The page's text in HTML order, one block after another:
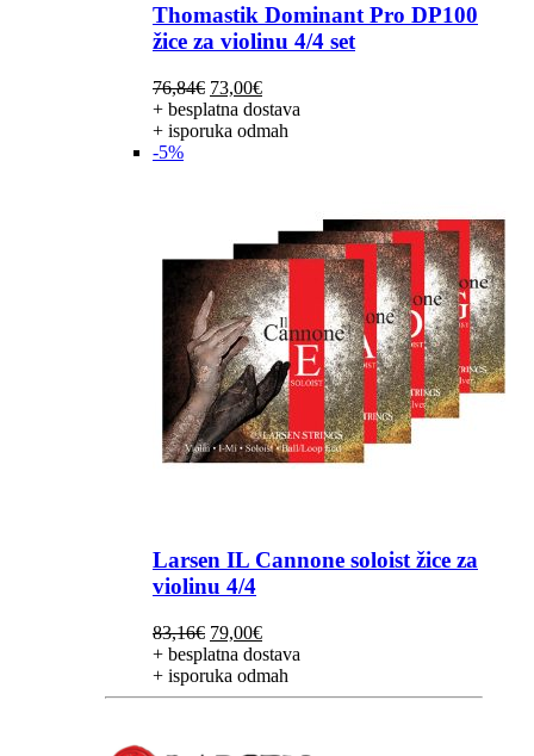
Thomastik Dominant Pro DP100
žice za violinu 4/4 set
76,84€ Izvorna
cijena
bila
73,00€Trenutna
cijena
je:
+ besplatna dostava
+ isporuka odmah
-5%
Larsen IL Cannone soloist žice za
violinu 4/4
83,16€ Izvorna
cijena
bila
je:
79,00€Trenutna
cijena
je:
79,00€.
+ besplatna dostava
+ isporuka odmah